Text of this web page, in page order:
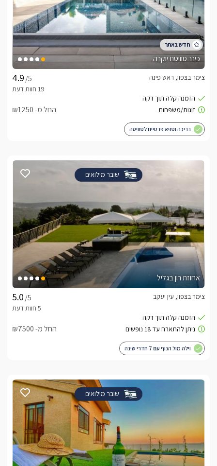
כינר סוויטת יוקרה
/5
צימר בצפון, ראש פינה
החל מ- ₪1250
בריכה וספא פרטיים לסוויטה
שובר מילואים
אחוזת רון בגליל
/5
צימר בצפון, עין יעקב
החל מ- ₪7500
וילה מול הנוף עם 7 חדרי שינה
שובר מילואים